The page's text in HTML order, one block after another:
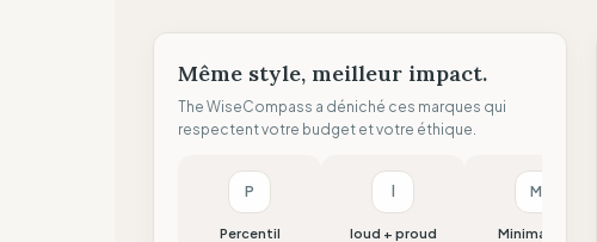
Même style, meilleur impact.
The WiseCompass a déniché ces marques qui
respectent votre budget et votre éthique.
P
Percentil loud + proud
M
Minimalism